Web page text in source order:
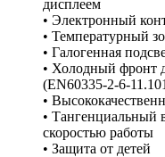
дисплеем
• Электронный
• Температурный
• Галогенная
• Холодный фронт
(EN60335-2-6-
•
• Тангенциальный
скоростью работы
• Защита от детей